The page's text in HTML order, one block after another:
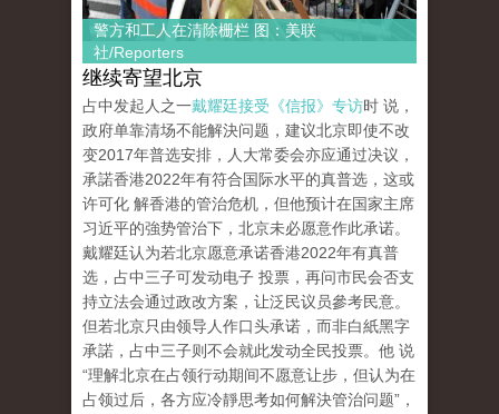
警方和工人在清除栅栏 图：美联
社/Reporters
继续寄望北京
占中发起人之一戴耀廷接受《信报》专访时 说，
政府单靠清场不能解決问题，建议北京即使不改
变2017年普选安排，人大常委会亦应通过决议，
承諾香港2022年有符合国际水平的真普选，这或
许可化 解香港的管治危机，但他预计在国家主席
习近平的強势管治下，北京未必愿意作此承诺。
戴耀廷认为若北京愿意承诺香港2022年有真普
选，占中三子可发动电子 投票，再问市民会否支
持立法会通过政改方案，让泛民议员參考民意。
但若北京只由领导人作口头承诺，而非白紙黑字
承諾，占中三子则不会就此发动全民投票。他 说
“理解北京在占领行动期间不愿意让步，但认为在
占领过后，各方应冷靜思考如何解決管治问题”，